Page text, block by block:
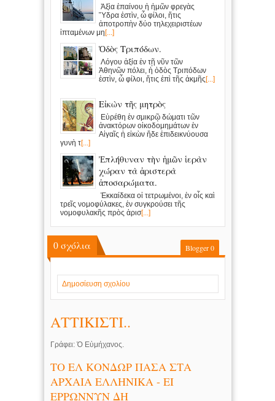
Ἁξὶα ἐπαίνου ἡ ἡμῶν φρεγὰς
Ὕδρα ἐστὶν, ὦ φίλοι, ἥτις
ἀποτροπὴν δύο τηλεχειριστέων
ἱπταμένων μη[...]
Ὁδὸς Τριπόδων.
Λόγου ἀξία ἐν τῇ νῦν τῶν
Ἀθηνῶν πόλει, ἡ ὁδὸς Τριπόδων
ἐστὶν, ὦ φίλοι, ἥτις ἐπὶ τῆς ἀκμῆς[...]
Εἰκὼν τῆς μητρὸς
Εὑρέθη ἐν σμικρῷ δώματι τῶν
ἀνακτόρων οἰκοδομημάτων ἐν
Αἰγαῖς ἡ εἰκὼν ἥδε ἐπιδεικνύουσα
γυνὴ τ[...]
Ἐπλήθυναν τὴν ἡμῶν ἱερὰν
χώραν τὰ ἀριστερὰ
ἀποσαρώματα.
Ἑκκαίδεκα οἱ τετρωμένοι, ἐν οἷς καὶ
τρεῖς νομοφύλακες, ἐν συγκρούσει τῆς
νομοφυλακῆς πρὸς ἀρισ[...]
0σχόλια Blogger0
Δημοσίευση σχολίου
ΑΤΤΙΚΙΣΤΙ..
Γράφει: Ὁ Εὐμήχανος.
ΤΟ ΕΛ ΚΟΝΔΩΡ ΠΑΣΑ ΣΤΑ
ΑΡΧΑΙΑ ΕΛΛΗΝΙΚΑ - ΕΙ
ΕΡΡΩΝΝΥΝ ΔΗ